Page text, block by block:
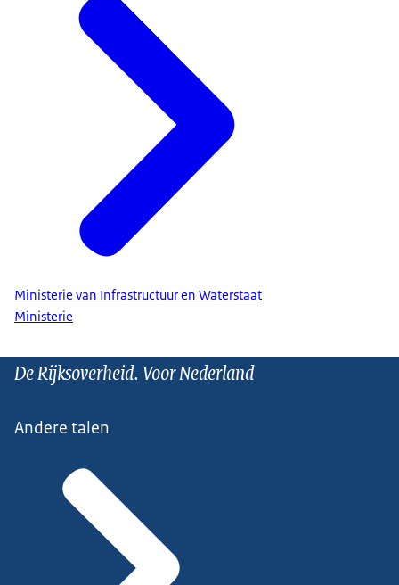
Ministerie van Infrastructuur en Waterstaat
Ministerie
De Rijksoverheid. Voor Nederland
Andere talen